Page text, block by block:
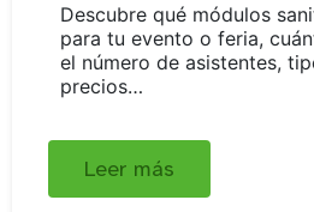
Descubre qué módulos
para tu evento o feria,
el número de asistentes,
precios…
Leer más